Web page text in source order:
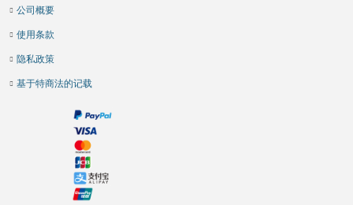
公司概要
使用条款
隐私政策
基于特商法的记载